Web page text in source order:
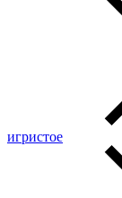
игристое